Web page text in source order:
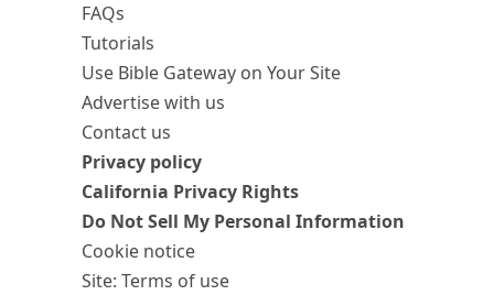
FAQs
Tutorials
Use Bible Gateway on Your Site
Advertise with us
Contact us
Privacy policy
California Privacy Rights
Do Not Sell My Personal Information
Cookie notice
Site: Terms of use